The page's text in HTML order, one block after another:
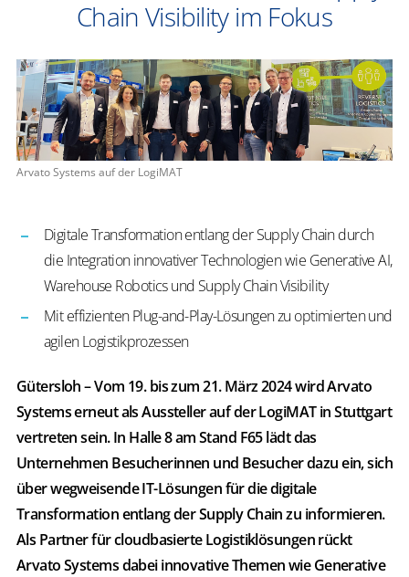
Chain Visibility im Fokus
Arvato Systems auf der LogiMAT
Digitale Transformation entlang der Supply Chain durch
die Integration innovativer Technologien wie Generative AI,
Warehouse Robotics und Supply Chain Visibility
Mit effizienten Plug-and-Play-Lösungen zu optimierten und
agilen Logistikprozessen
Gütersloh – Vom 19. bis zum 21. März 2024 wird Arvato
Systems erneut als Aussteller auf der LogiMAT in Stuttgart
vertreten sein. In Halle 8 am Stand F65 lädt das
Unternehmen Besucherinnen und Besucher dazu ein, sich
über wegweisende IT-Lösungen für die digitale
Transformation entlang der Supply Chain zu informieren.
Als Partner für cloudbasierte Logistiklösungen rückt
Arvato Systems dabei innovative Themen wie Generative